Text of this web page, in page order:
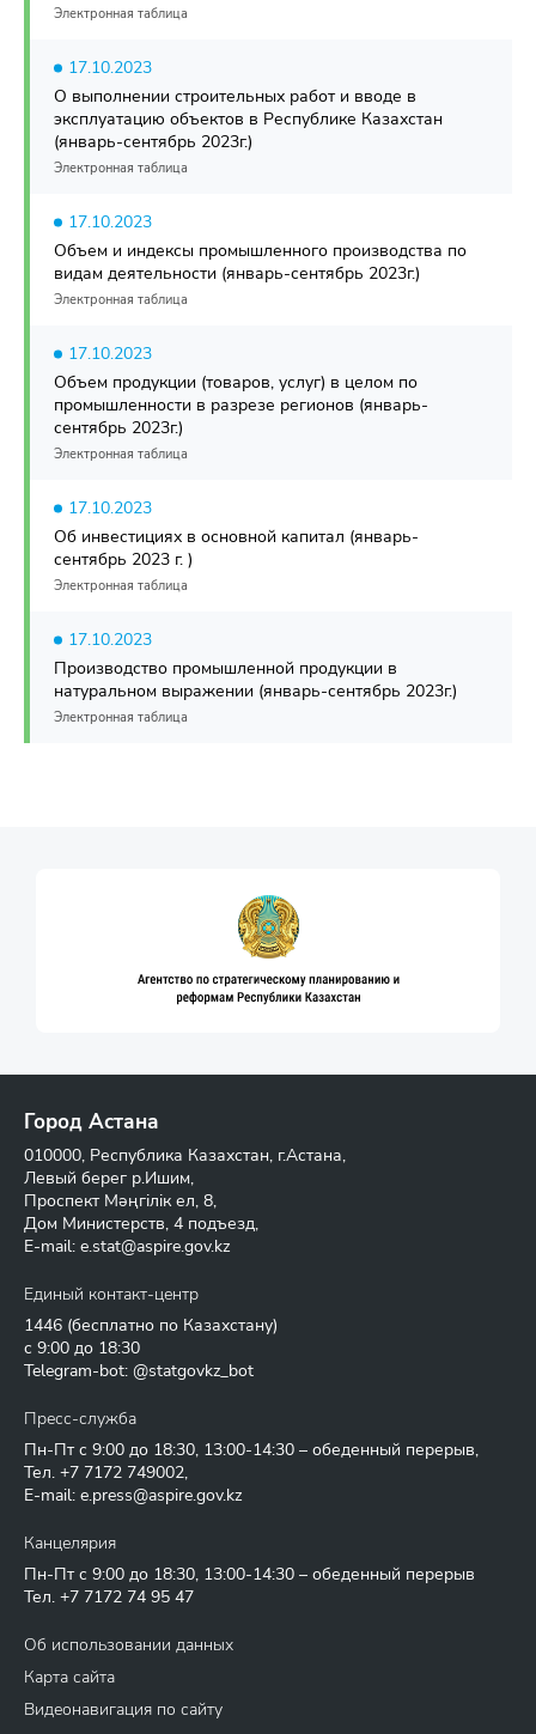
Электронная таблица
17.10.2023
О выполнении строительных работ и вводе в
эксплуатацию объектов в Республике Казахстан
(январь-сентябрь 2023г.)
Электронная таблица
17.10.2023
Объем и индексы промышленного производства по
видам деятельности (январь-сентябрь 2023г.)
Электронная таблица
17.10.2023
Объем продукции (товаров, услуг) в целом по
промышленности в разрезе регионов (январь-
сентябрь 2023г.)
Электронная таблица
17.10.2023
Об инвестициях в основной капитал (январь-
сентябрь 2023 г. )
Электронная таблица
17.10.2023
Производство промышленной продукции в
натуральном выражении (январь-сентябрь 2023г.)
Электронная таблица
Город Астана
010000, Республика Казахстан, г.Астана,
Левый берег р.Ишим,
Проспект Мәңгілік ел, 8,
Дом Министерств, 4 подъезд,
E-mail: e.stat@aspire.gov.kz
Единый контакт-центр
1446 (бесплатно по Казахстану)
с 9:00 до 18:30
Telegram-bot: @statgovkz_bot
Пресс-служба
Пн-Пт с 9:00 до 18:30, 13:00-14:30 – обеденный перерыв,
Тел. +7 7172 749002,
E-mail: e.press@aspire.gov.kz
Канцелярия
Пн-Пт с 9:00 до 18:30, 13:00-14:30 – обеденный перерыв
Тел. +7 7172 74 95 47
Об использовании данных
Карта сайта
Видеонавигация по сайту